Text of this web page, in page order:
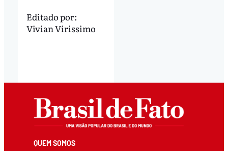
Editado por:
Vivian Virissimo
QUEM SOMOS